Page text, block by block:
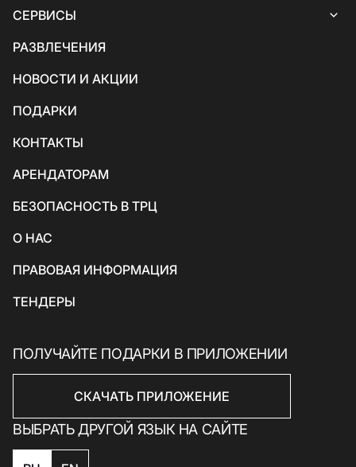
Женская одежда
Красота и здоровье
Товары для спорта и отдыха
Электроника, книги и бытовая техника
Товары для дома
Подарки и сувениры
Все кафе и рестораны
Итальянская кухня
СЕРВИСЫ
Все услуги и сервисы
Банкоматы
РАЗВЛЕЧЕНИЯ
НОВОСТИ И АКЦИИ
ПОДАРКИ
КОНТАКТЫ
АРЕНДАТОРАМ
БЕЗОПАСНОСТЬ В ТРЦ
О НАС
ПРАВОВАЯ ИНФОРМАЦИЯ
ТЕНДЕРЫ
ПОЛУЧАЙТЕ ПОДАРКИ В ПРИЛОЖЕНИИ
СКАЧАТЬ ПРИЛОЖЕНИЕ
ВЫБРАТЬ ДРУГОЙ ЯЗЫК НА САЙТЕ